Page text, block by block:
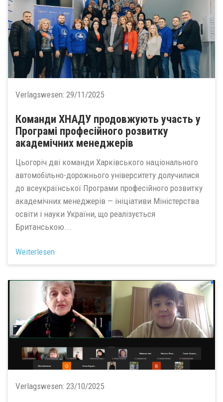
Verlagswesen: 29/11/2025
Команди ХНАДУ продовжують участь у
Програмі професійного розвитку
академічних менеджерів
Цьогоріч дві команди Харківського національного
автомобільно-дорожнього університету долучилися
до всеукраїнської Програми професійного розвитку
академічних менеджерів — ініціативи Міністерства
освіти і науки України, що реалізується
Британською...
Weiterlesen
Verlagswesen: 23/10/2025